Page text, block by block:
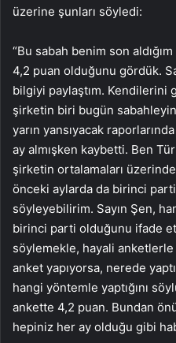
üzerine şunları söyledi:
“Bu sabah benim son
4,2 puan olduğunu gördük.
bilgiyi paylaştım. Kendilerini
şirketin biri bugün
yarın yansıyacak
ay almışken kaybetti. Ben
şirketin ortalamaları
önceki aylarda da birinci parti
söyleyebilirim. Sayın Şen,
birinci parti olduğunu ifade
söylemekle, hayali anketlerle
anket yapıyorsa, nerede
hangi yöntemle yaptığını
ankette 4,2 puan. Bundan
hepiniz her ay olduğu gibi